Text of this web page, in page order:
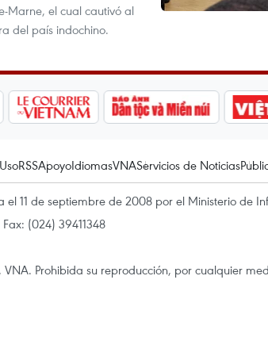
Marne, el cual cautivó al
del país indochino.
RSSApoyoIdiomasVNAServicios de Noticias
el 11 de septiembre de 2008 por el Ministerio de
(024) 39411348
Prohibida su reproducción, por cualquier